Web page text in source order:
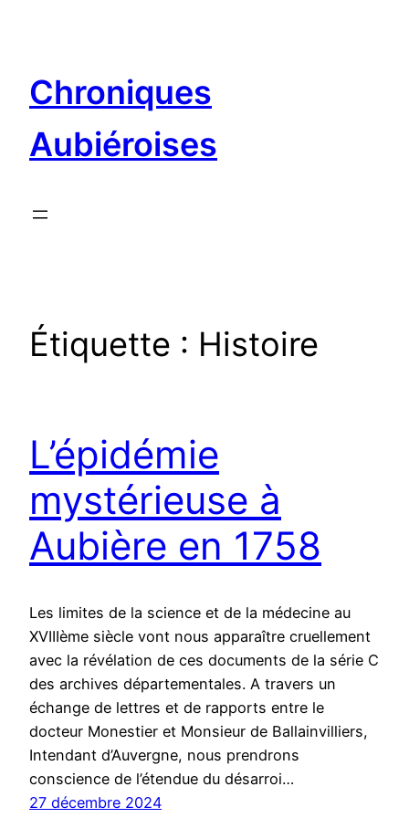
Chroniques
Aubiéroises
Étiquette : Histoire
L’épidémie
mystérieuse à
Aubière en 1758
Les limites de la science et de la médecine au
XVIIIème siècle vont nous apparaître cruellement
avec la révélation de ces documents de la série C
des archives départementales. A travers un
échange de lettres et de rapports entre le
docteur Monestier et Monsieur de Ballainvilliers,
Intendant d’Auvergne, nous prendrons
conscience de l’étendue du désarroi…
27 décembre 2024